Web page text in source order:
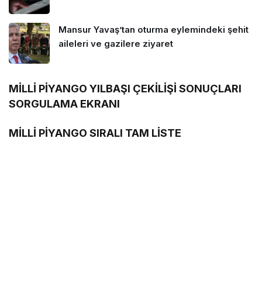
Mansur Yavaş’tan oturma eylemindeki şehit
aileleri ve gazilere ziyaret
MİLLİ PİYANGO YILBAŞI ÇEKİLİŞİ SONUÇLARI
SORGULAMA EKRANI
MİLLİ PİYANGO SIRALI TAM LİSTE